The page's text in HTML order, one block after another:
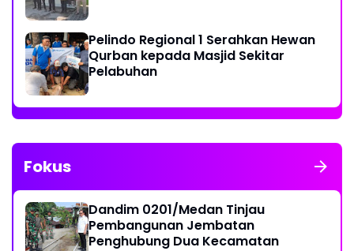
Pelindo Regional 1 Serahkan Hewan
Qurban kepada Masjid Sekitar
Pelabuhan
Fokus
Dandim 0201/Medan Tinjau
Pembangunan Jembatan
Penghubung Dua Kecamatan